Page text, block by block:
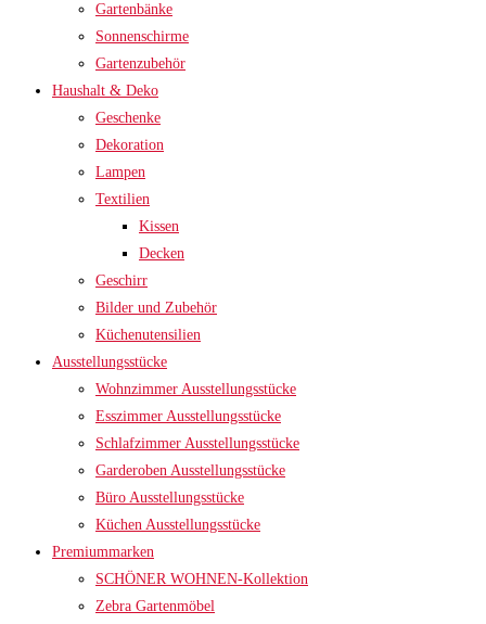
Gartenbänke
Sonnenschirme
Gartenzubehör
Haushalt & Deko
Geschenke
Dekoration
Lampen
Textilien
Kissen
Decken
Geschirr
Bilder und Zubehör
Küchenutensilien
Ausstellungsstücke
Wohnzimmer Ausstellungsstücke
Esszimmer Ausstellungsstücke
Schlafzimmer Ausstellungsstücke
Garderoben Ausstellungsstücke
Büro Ausstellungsstücke
Küchen Ausstellungsstücke
Premiummarken
SCHÖNER WOHNEN-Kollektion
Zebra Gartenmöbel